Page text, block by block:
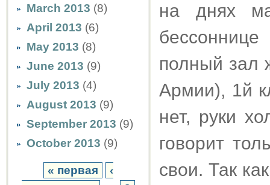
March 2013 (8)
April 2013 (6)
May 2013 (8)
June 2013 (9)
July 2013 (4)
August 2013 (9)
September 2013 (9)
October 2013 (9)
« первая
‹
на днях
полный зал
Армии), 1й
нет, руки
говорит
свои. Так